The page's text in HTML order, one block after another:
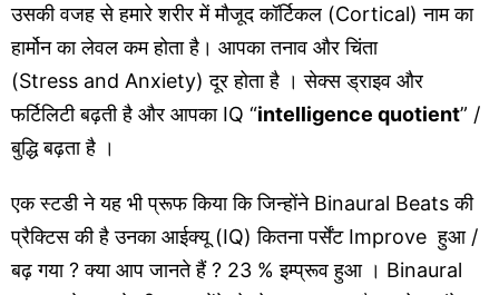
उसकी वजह से हमारे शरीर में मौजूद कॉर्टिकल (Cortical) नाम का
हार्मोन का लेवल कम होता है। आपका तनाव और चिंता
(Stress and Anxiety) दूर होता है । सेक्स ड्राइव और
फर्टिलिटी बढ़ती है और आपका IQ “intelligence quotient” /
बुद्धि बढ़ता है ।
एक स्टडी ने यह भी प्रूफ किया कि जिन्होंने Binaural Beats की
प्रैक्टिस की है उनका आईक्यू (IQ) कितना पर्सेंट Improve हुआ /
बढ़ गया ? क्या आप जानते हैं ? 23 % इम्प्रूव हुआ । Binaural